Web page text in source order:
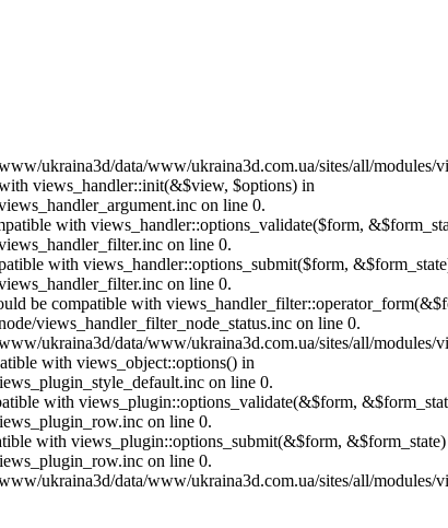
ukraina3d/data/www/ukraina3d.com.ua/sites/all/modules/
views_handler::init(&$view, $options) in
on line 0.
with views_handler::options_validate($form,
on line 0.
with views_handler::options_submit($form,
on line 0.
be compatible with
views_handler_filter_node_status.inc on line 0.
ukraina3d/data/www/ukraina3d.com.ua/sites/all/modules/
with views_object::options() in
on line 0.
with views_plugin::options_validate(&$form,
on line 0.
with views_plugin::options_submit(&$form,
on line 0.
ukraina3d/data/www/ukraina3d.com.ua/sites/all/modules/